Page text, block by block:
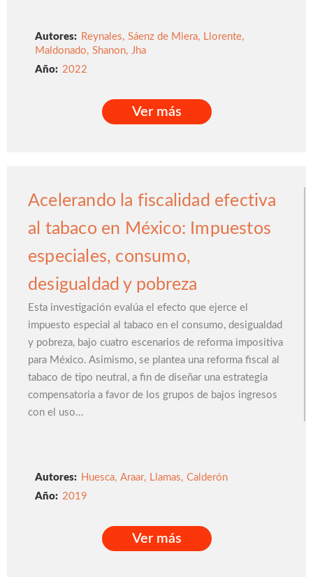
Autores: Reynales, Sáenz de Miera, Llorente,
Maldonado, Shanon, Jha
2022
Ver más
Acelerando la fiscalidad efectiva
al tabaco en México: Impuestos
especiales, consumo,
desigualdad y pobreza
Esta investigación evalúa el efecto que ejerce el
impuesto especial al tabaco en el consumo, desigualdad
y pobreza, bajo cuatro escenarios de reforma impositiva
para México. Asimismo, se plantea una reforma fiscal al
tabaco de tipo neutral, a fin de diseñar una estrategia
compensatoria a favor de los grupos de bajos ingresos
con el uso...
Autores: Huesca, Araar, Llamas, Calderón
2019
Ver más